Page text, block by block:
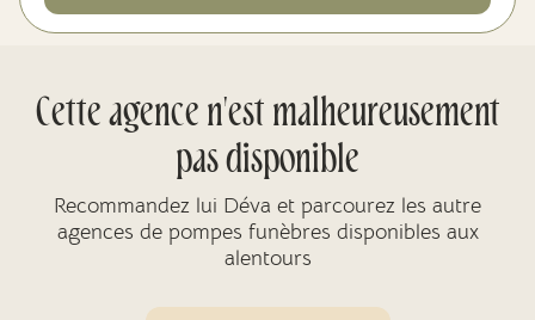
Cette agence n'est malheureusement
pas disponible
Recommandez lui Déva et parcourez les autre
agences de pompes funèbres disponibles aux
alentours